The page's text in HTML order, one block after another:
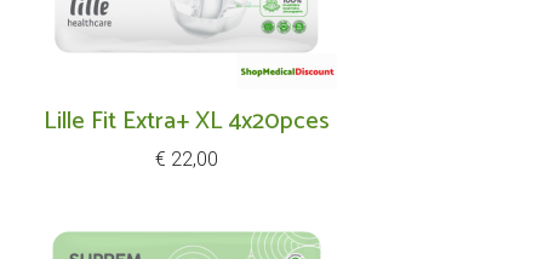
Lille Fit Extra+ XL 4x20pces
Prijs
€ 22,00